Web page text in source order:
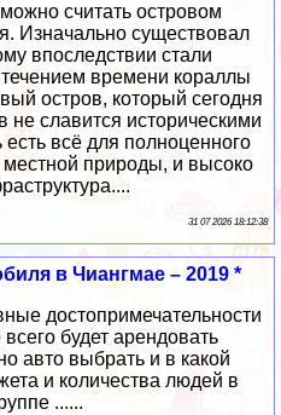
считать островом
Изначально существовал
впоследствии стали
времени кораллы
остров, который сегодня
славится историческими
всё для полноценного
местной природы, и высоко
31 07 2026 18:12:38
в Чиангмае – 2019 *
достопримечательности
будет арендовать
авто выбрать и в какой
и количества людей в
......